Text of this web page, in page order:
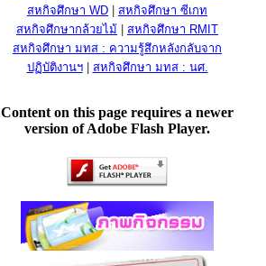
สหกิจศึกษา WD
สหกิจศึกษา ซีเกท
สหกิจศึกษากล้วยไม้
สหกิจศึกษา RMIT
สหกิจศึกษา มทส : ความรู้สึกหลังกลับจาก
ปฏิบัติงานฯ| สหกิจศึกษา มทส : นศ.
Content on this page requires a newer
version of Adobe Flash Player.